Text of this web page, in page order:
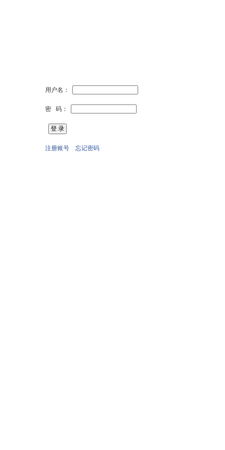
用户名：
密 码：
注册账号 忘记密码